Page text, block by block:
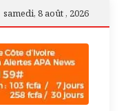
samedi, 8 août , 2026